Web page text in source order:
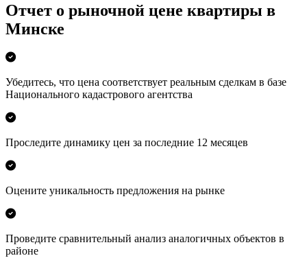
Отчет о рыночной цене квартиры в
Минске
Убедитесь, что цена соответствует реальным сделкам в базе
Национального кадастрового агентства
Проследите динамику цен за последние 12 месяцев
Оцените уникальность предложения на рынке
Проведите сравнительный анализ аналогичных объектов в
районе